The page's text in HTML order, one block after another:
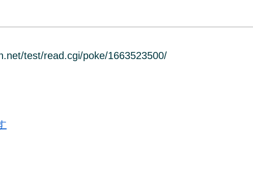
test/read.cgi/poke/1663523500/